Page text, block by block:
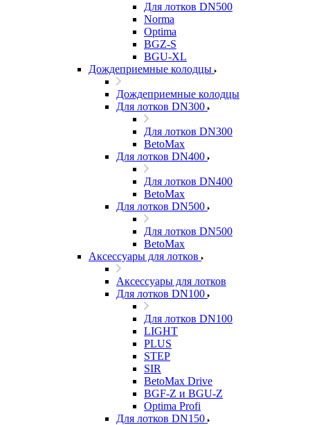
Для лотков DN500
Norma
Optima
BGZ-S
BGU-XL
Дождеприемные колодцы
Дождеприемные колодцы
Для лотков DN300
Для лотков DN300
BetoMax
Для лотков DN400
Для лотков DN400
BetoMax
Для лотков DN500
Для лотков DN500
BetoMax
Аксессуары для лотков
Аксессуары для лотков
Для лотков DN100
Для лотков DN100
LIGHT
PLUS
STEP
SIR
BetoMax Drive
BGF-Z и BGU-Z
Optima Profi
Для лотков DN150